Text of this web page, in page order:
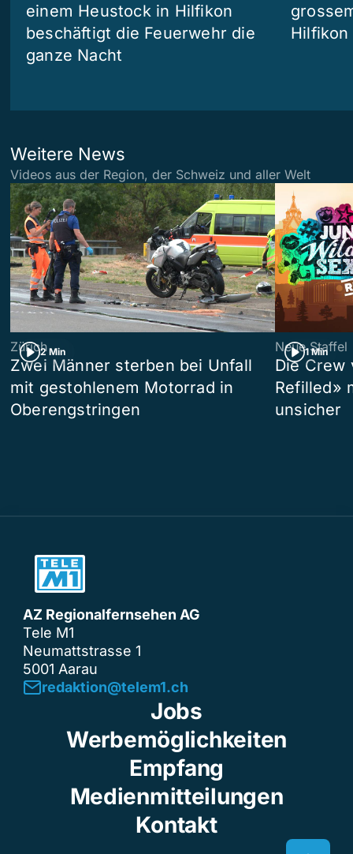
einem Heustock in Hilfikon
beschäftigt die Feuerwehr die
ganze Nacht
Hilfikon
Weitere News
Videos aus der Region, der Schweiz und aller Welt
2 Min
Zürich
Zwei Männer sterben bei Unfall
mit gestohlenem Motorrad in
Oberengstringen
1 Min
Neue Staffel
Die Crew
Refilled»
unsicher
AZ Regionalfernsehen AG
Tele M1
Neumattstrasse 1
5001 Aarau
redaktion@telem1.ch
Jobs
Werbemöglichkeiten
Empfang
Medienmitteilungen
Kontakt